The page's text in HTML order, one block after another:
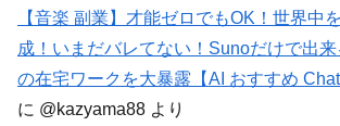
【音楽 副業】才能ゼロでもOK！世界中
成！いまだバレてない！Sunoだけで出
の在宅ワークを大暴露【AI おすすめ
に @kazyama88 より